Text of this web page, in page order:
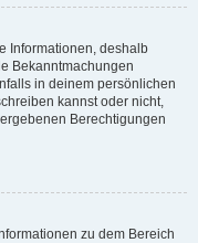
Informationen, deshalb
Bekanntmachungen
in deinem persönlichen
kannst oder nicht,
Berechtigungen
zu dem Bereich